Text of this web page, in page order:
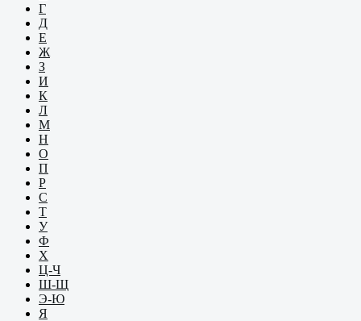
Г
Д
Е
Ж
З
И
К
Л
М
Н
О
П
Р
С
Т
У
Ф
Х
Ц-Ч
Ш-Щ
Э-Ю
Я